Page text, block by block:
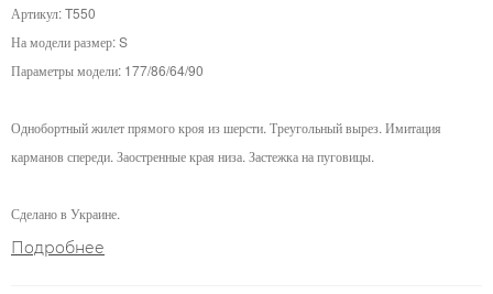
Артикул:T550
На модели размер: S
Параметры модели: 177/86/64/90
Однобортный жилет прямого кроя из шерсти. Треугольный вырез. Имитация
карманов спереди. Заостренные края низа. Застежка на пуговицы.
Сделано в Украине.
Подробнее